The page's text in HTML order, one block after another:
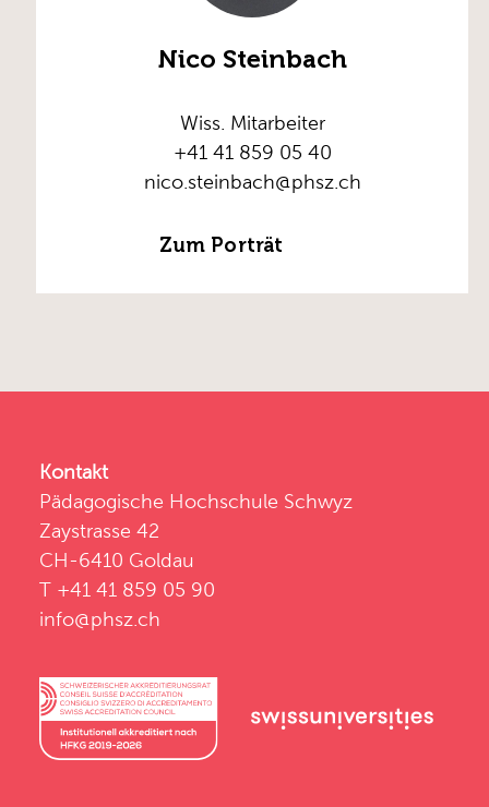
Nico Steinbach
Wiss. Mitarbeiter
+41 41 859 05 40
nico.steinbach@phsz.ch
Zum Porträt
Kontakt
Pädagogische Hochschule Schwyz
Zaystrasse 42
CH-6410 Goldau
T +41 41 859 05 90
info@phsz.ch